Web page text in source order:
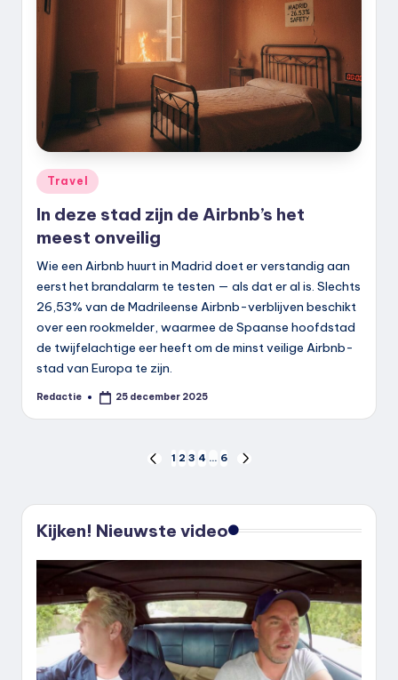
Geplaatst
in
Travel
In deze stad zijn de Airbnb’s het
meest onveilig
Wie een Airbnb huurt in Madrid doet er verstandig aan
eerst het brandalarm te testen — als dat er al is. Slechts
26,53% van de Madrileense Airbnb-verblijven beschikt
over een rookmelder, waarmee de Spaanse hoofdstad
de twijfelachtige eer heeft om de minst veilige Airbnb-
stad van Europa te zijn.
Geplaatst
Redactie 25 december 2025
paginering
VORIGE
1 2 3 4 … 6
Kijken! Nieuwste video